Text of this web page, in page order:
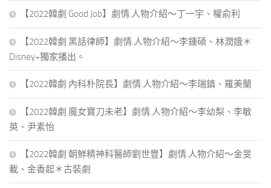
【2022韓劇 Good Job】劇情.人物介紹～丁一宇、權俞利
【2022韓劇 黑話律師】劇情.人物介紹～李鍾碩、林潤娥＊
Disney+獨家播出。
【2022韓劇 內科朴院長】劇情.人物介紹～李瑞鎮、羅美蘭
【2022韓劇 魔女寶刀未老】劇情.人物介紹～李幼梨、李敏
英、尹素怡
【2022韓劇 朝鮮精神科醫師劉世豐】劇情.人物介紹～金旻
載、金香起＊古裝劇